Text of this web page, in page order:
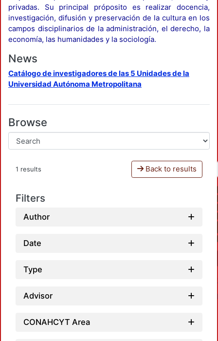
privadas. Su principal próposito es realizar docencia,
investigación, difusión y preservación de la cultura en los
campos disciplinarios de la administración, el derecho, la
economía, las humanidades y la sociología.
News
Catálogo de investigadores de las 5 Unidades de la
Universidad Autónoma Metropolitana
Browse
1 results Back to results
Filters
Author
Date
Type
Advisor
CONAHCYT Area